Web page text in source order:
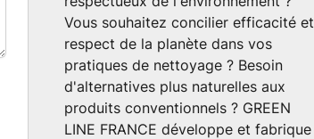
Vous souhaitez concilier efficacité et
respect de la planète dans vos
pratiques de nettoyage ? Besoin
d'alternatives plus naturelles aux
produits conventionnels ? GREEN
LINE FRANCE développe et fabrique